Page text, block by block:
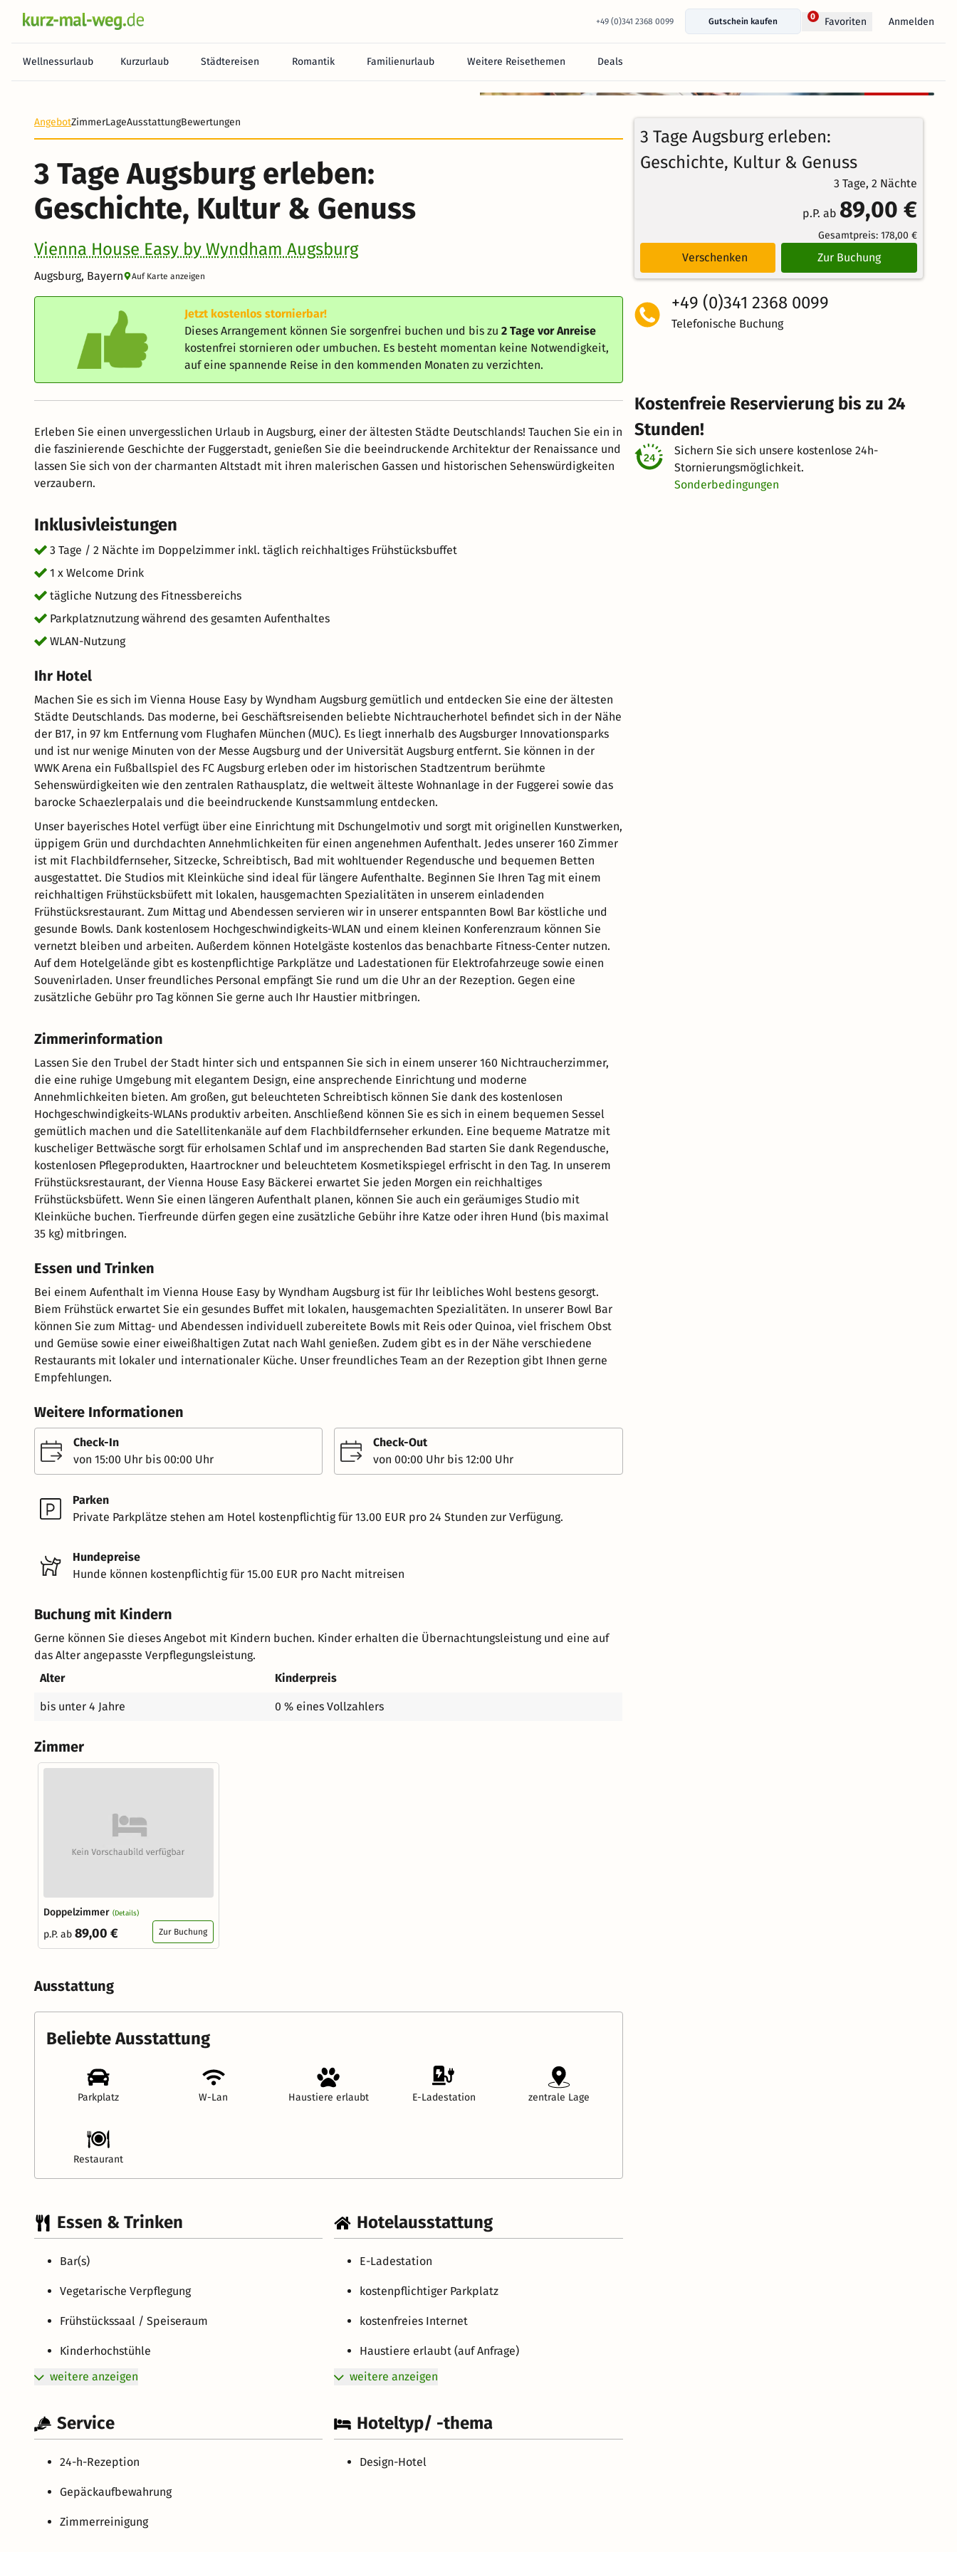
+49 (0)341 2368 0099 Gutschein kaufen
0 Favoriten Anmelden
Wellnessurlaub Kurzurlaub Städtereisen Romantik Familienurlaub Weitere Reisethemen Deals
100%
Weiterempfehlung
Bewertungen
4.3
stornierbar
AngebotZimmerLageAusstattungBewertungen
3 Tage Augsburg erleben:
Geschichte, Kultur & Genuss
Vienna House Easy by Wyndham Augsburg
Augsburg, Bayern Auf Karte anzeigen
Jetzt kostenlos stornierbar!
Dieses Arrangement können Sie sorgenfrei buchen und bis zu2 Tage vor Anreise
kostenfrei stornieren oder umbuchen. Es besteht momentan keine Notwendigkeit,
auf eine spannende Reise in den kommenden Monaten zu verzichten.
Erleben Sie einen unvergesslichen Urlaub in Augsburg, einer der ältesten Städte Deutschlands! Tauchen Sie ein in
die faszinierende Geschichte der Fuggerstadt, genießen Sie die beeindruckende Architektur der Renaissance und
lassen Sie sich von der charmanten Altstadt mit ihren malerischen Gassen und historischen Sehenswürdigkeiten
verzaubern.
Inklusivleistungen
3 Tage / 2 Nächte im Doppelzimmer inkl. täglich reichhaltiges Frühstücksbuffet
1 x Welcome Drink
tägliche Nutzung des Fitnessbereichs
Parkplatznutzung während des gesamten Aufenthaltes
WLAN-Nutzung
Ihr Hotel
Machen Sie es sich im Vienna House Easy by Wyndham Augsburg gemütlich und entdecken Sie eine der ältesten
Städte Deutschlands. Das moderne, bei Geschäftsreisenden beliebte Nichtraucherhotel befindet sich in der Nähe
der B17, in 97 km Entfernung vom Flughafen München (MUC). Es liegt innerhalb des Augsburger Innovationsparks
und ist nur wenige Minuten von der Messe Augsburg und der Universität Augsburg entfernt. Sie können in der
WWK Arena ein Fußballspiel des FC Augsburg erleben oder im historischen Stadtzentrum berühmte
Sehenswürdigkeiten wie den zentralen Rathausplatz, die weltweit älteste Wohnanlage in der Fuggerei sowie das
barocke Schaezlerpalais und die beeindruckende Kunstsammlung entdecken.
Unser bayerisches Hotel verfügt über eine Einrichtung mit Dschungelmotiv und sorgt mit originellen Kunstwerken,
üppigem Grün und durchdachten Annehmlichkeiten für einen angenehmen Aufenthalt. Jedes unserer 160 Zimmer
ist mit Flachbildfernseher, Sitzecke, Schreibtisch, Bad mit wohltuender Regendusche und bequemen Betten
ausgestattet. Die Studios mit Kleinküche sind ideal für längere Aufenthalte. Beginnen Sie Ihren Tag mit einem
reichhaltigen Frühstücksbüfett mit lokalen, hausgemachten Spezialitäten in unserem einladenden
Frühstücksrestaurant. Zum Mittag und Abendessen servieren wir in unserer entspannten Bowl Bar köstliche und
gesunde Bowls. Dank kostenlosem Hochgeschwindigkeits-WLAN und einem kleinen Konferenzraum können Sie
vernetzt bleiben und arbeiten. Außerdem können Hotelgäste kostenlos das benachbarte Fitness-Center nutzen.
Auf dem Hotelgelände gibt es kostenpflichtige Parkplätze und Ladestationen für Elektrofahrzeuge sowie einen
Souvenirladen. Unser freundliches Personal empfängt Sie rund um die Uhr an der Rezeption. Gegen eine
zusätzliche Gebühr pro Tag können Sie gerne auch Ihr Haustier mitbringen.
Zimmerinformation
Lassen Sie den Trubel der Stadt hinter sich und entspannen Sie sich in einem unserer 160 Nichtraucherzimmer,
die eine ruhige Umgebung mit elegantem Design, eine ansprechende Einrichtung und moderne
Annehmlichkeiten bieten. Am großen, gut beleuchteten Schreibtisch können Sie dank des kostenlosen
Hochgeschwindigkeits-WLANs produktiv arbeiten. Anschließend können Sie es sich in einem bequemen Sessel
gemütlich machen und die Satellitenkanäle auf dem Flachbildfernseher erkunden. Eine bequeme Matratze mit
kuscheliger Bettwäsche sorgt für erholsamen Schlaf und im ansprechenden Bad starten Sie dank Regendusche,
kostenlosen Pflegeprodukten, Haartrockner und beleuchtetem Kosmetikspiegel erfrischt in den Tag. In unserem
Frühstücksrestaurant, der Vienna House Easy Bäckerei erwartet Sie jeden Morgen ein reichhaltiges
Frühstücksbüfett. Wenn Sie einen längeren Aufenthalt planen, können Sie auch ein geräumiges Studio mit
Kleinküche buchen. Tierfreunde dürfen gegen eine zusätzliche Gebühr ihre Katze oder ihren Hund (bis maximal
35 kg) mitbringen.
Essen und Trinken
Bei einem Aufenthalt im Vienna House Easy by Wyndham Augsburg ist für Ihr leibliches Wohl bestens gesorgt.
Biem Frühstück erwartet Sie ein gesundes Buffet mit lokalen, hausgemachten Spezialitäten. In unserer Bowl Bar
können Sie zum Mittag- und Abendessen individuell zubereitete Bowls mit Reis oder Quinoa, viel frischem Obst
und Gemüse sowie einer eiweißhaltigen Zutat nach Wahl genießen. Zudem gibt es in der Nähe verschiedene
Restaurants mit lokaler und internationaler Küche. Unser freundliches Team an der Rezeption gibt Ihnen gerne
Empfehlungen.
Weitere Informationen
Check-In
von 15:00 Uhr bis 00:00 Uhr
Check-Out
von 00:00 Uhr bis 12:00 Uhr
Parken
Private Parkplätze stehen am Hotel kostenpflichtig für 13.00 EUR pro 24 Stunden zur Verfügung.
Hundepreise
Hunde können kostenpflichtig für 15.00 EUR pro Nacht mitreisen
Buchung mit Kindern
Gerne können Sie dieses Angebot mit Kindern buchen. Kinder erhalten die Übernachtungsleistung und eine auf
das Alter angepasste Verpflegungsleistung.
Alter
Kinderpreis
bis unter 4 Jahre 0 % eines Vollzahlers
Zimmer
Doppelzimmer (Details)
p.P. ab 89,00 € Zur Buchung
Ausstattung
Beliebte Ausstattung
Parkplatz W-Lan Haustiere erlaubt E-Ladestation zentrale Lage
Restaurant
Essen & Trinken
Bar(s)
Vegetarische Verpflegung
Frühstückssaal / Speiseraum
Kinderhochstühle
weitere anzeigen
Hotelausstattung
E-Ladestation
kostenpflichtiger Parkplatz
kostenfreies Internet
Haustiere erlaubt (auf Anfrage)
weitere anzeigen
Service
24-h-Rezeption
Gepäckaufbewahrung
Zimmerreinigung
Hoteltyp/ -thema
Design-Hotel
3 Tage Augsburg erleben:
Geschichte, Kultur & Genuss
3 Tage, 2 Nächte
p.P. ab 89,00 €
Gesamtpreis: 178,00 €
Verschenken Zur Buchung
+49 (0)341 2368 0099
Telefonische Buchung
Kostenfreie Reservierung bis zu 24
Stunden!
Sichern Sie sich unsere kostenlose 24h-
Stornierungsmöglichkeit.
Sonderbedingungen